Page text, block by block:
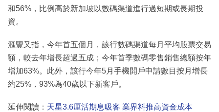
和56%，比例高於新加坡以數碼渠道進行過短期或長期投
資。
滙豐又指，今年首五個月，該行數碼渠道每月平均股票交易
額，較去年增長超過五成；今年首季數碼零售銷售總額按年
增加63%。此外，該行今年5月手機開戶申請數目按月增長
約25%，93%為40歲以下新客戶。
延伸閱讀： 天星3.6厘活期息吸客 業界料推高資金成本